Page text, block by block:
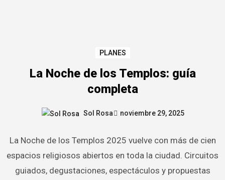
PLANES
La Noche de los Templos: guía
completa
Sol Rosa noviembre 29, 2025
La Noche de los Templos 2025 vuelve con más de cien
espacios religiosos abiertos en toda la ciudad. Circuitos
guiados, degustaciones, espectáculos y propuestas